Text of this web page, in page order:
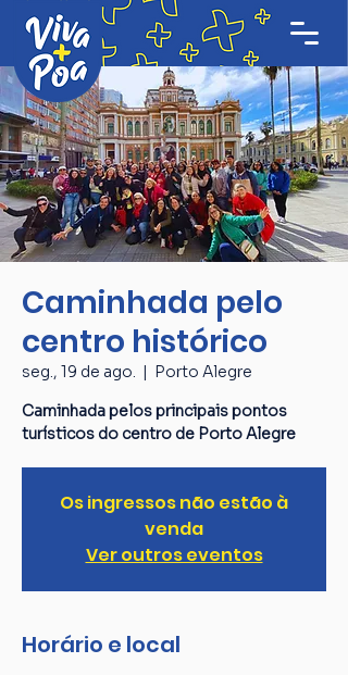
Caminhada pelo
centro histórico
seg., 19 de ago.
  |
Porto Alegre
Caminhada pelos principais pontos
turísticos do centro de Porto Alegre
Os ingressos não estão à
venda
Ver outros eventos
Horário e local